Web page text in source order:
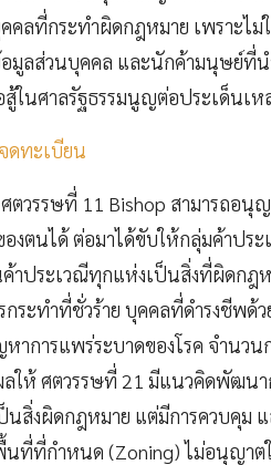
ลที่กระทำผิดกฎหมาย เพราะไม่
อมูลส่วนบุคคล และนักค้ามนุษย์ที่
ในศาลรัฐธรรมนูญต่อประเด็นเห
ดทะเบียน
ศตวรรษที่ 11 Bishop สามารถอ
งตนได้ ต่อมาได้ขับให้กลุ่มค้าปร
าประเวณีทุกแห่งเป็นสิ่งที่ผิดกฎ
ะทำที่ชั่วร้าย บุคคลที่ดำรงชีพด้ว
าการแพร่ระบาดของโรค จำนว
ให้ ศตวรรษที่ 21 มีแนวคิดพัฒน
นสิ่งผิดกฎหมาย แต่มีการควบคุม
นที่ที่กำหนด (Zoning) ไม่อนุญา